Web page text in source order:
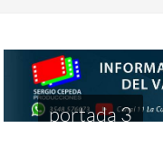
portada 3